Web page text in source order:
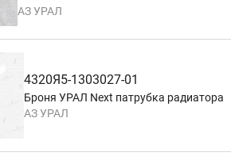
АЗ УРАЛ
4320Я5-1303027-01
Броня УРАЛ Next патрубка радиатора
АЗ УРАЛ